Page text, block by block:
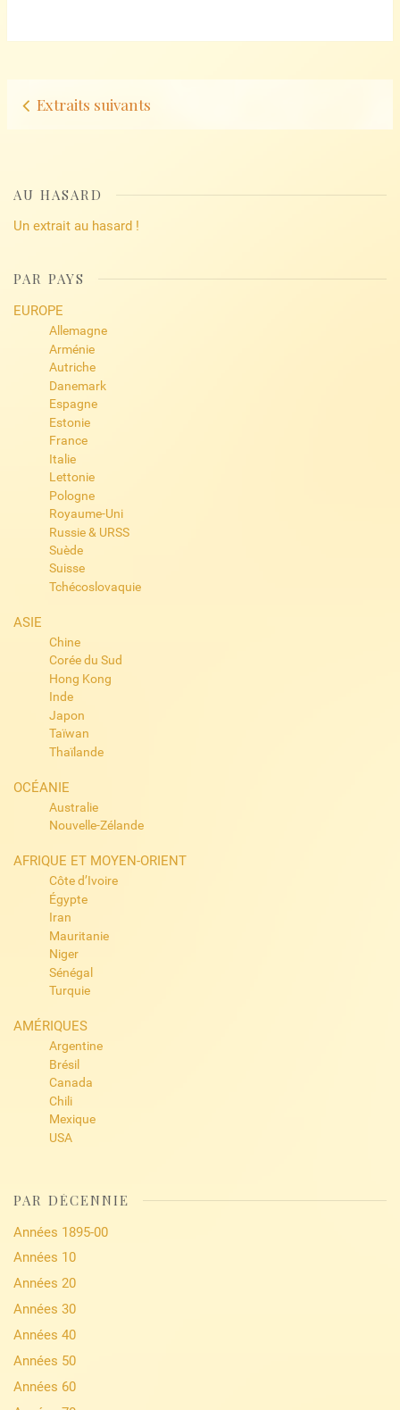
Navigation
Extraits suivants
AU HASARD
Un extrait au hasard !
PAR PAYS
EUROPE
Allemagne
Arménie
Autriche
Danemark
Espagne
Estonie
France
Italie
Lettonie
Pologne
Royaume-Uni
Russie & URSS
Suède
Suisse
Tchécoslovaquie
ASIE
Chine
Corée du Sud
Hong Kong
Inde
Japon
Taïwan
Thaïlande
OCÉANIE
Australie
Nouvelle-Zélande
AFRIQUE ET MOYEN-ORIENT
Côte d’Ivoire
Égypte
Iran
Mauritanie
Niger
Sénégal
Turquie
AMÉRIQUES
Argentine
Brésil
Canada
Chili
Mexique
USA
PAR DÉCENNIE
Années 1895-00
Années 10
Années 20
Années 30
Années 40
Années 50
Années 60